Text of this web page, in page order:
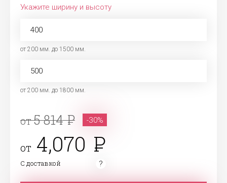
Укажите ширину и высоту
от 200 мм. до 1500 мм.
от 200 мм. до 1800 мм.
от5 814 -30%
от 4,070
С доставкой